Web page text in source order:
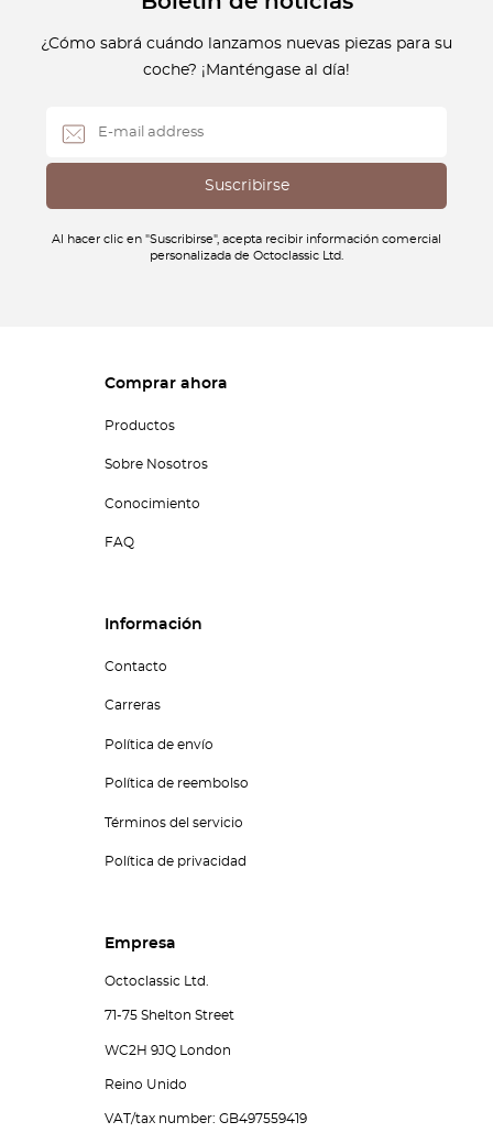
¿Cómo sabrá cuándo lanzamos nuevas piezas para su
coche? ¡Manténgase al día!
Al hacer clic en "Suscribirse", acepta recibir información comercial
personalizada de Octoclassic Ltd.
Comprar ahora
Productos
Sobre Nosotros
Conocimiento
FAQ
Información
Contacto
Carreras
Política de envío
Política de reembolso
Términos del servicio
Política de privacidad
Empresa
Octoclassic Ltd.
71-75 Shelton Street
WC2H 9JQ London
Reino Unido
VAT/tax number: GB497559419